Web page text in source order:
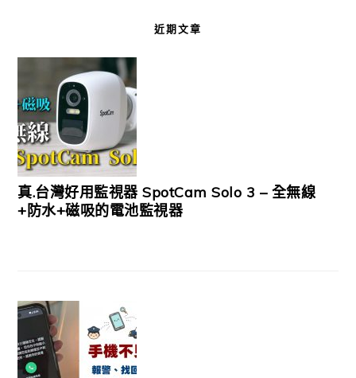
近期文章
真.台灣好用監視器 SpotCam Solo 3 – 全無線
+防水+磁吸的電池監視器